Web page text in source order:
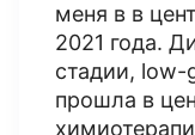
меня в в
2021 года.
стадии, low-
прошла в